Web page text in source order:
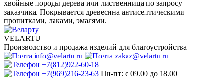
хвойные породы дерева или лиственница по запросу
заказчика. Покрывается древесина антисептическими
пропитками, лаками, эмалями.
VELARTU
Производство и продажа изделий для благоустройства
info@velartu.ru
zakaz@velartu.ru
+7(812)922-60-18
+7(969)216-23-63 Пн-пт: с 09.00 до 18.00